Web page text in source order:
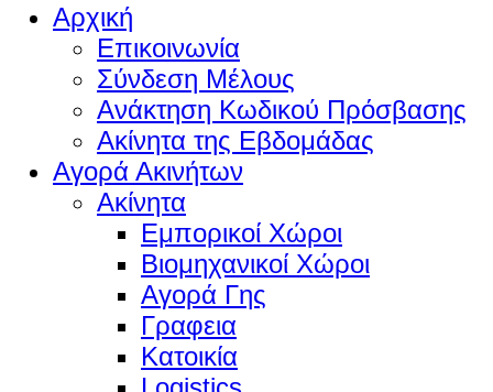
Αρχική
Επικοινωνία
Σύνδεση Μέλους
Ανάκτηση Κωδικού Πρόσβασης
Ακίνητα της Εβδομάδας
Αγορά Ακινήτων
Ακίνητα
Εμπορικοί Χώροι
Βιομηχανικοί Χώροι
Αγορά Γης
Γραφεια
Κατοικία